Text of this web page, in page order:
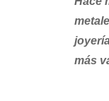
más